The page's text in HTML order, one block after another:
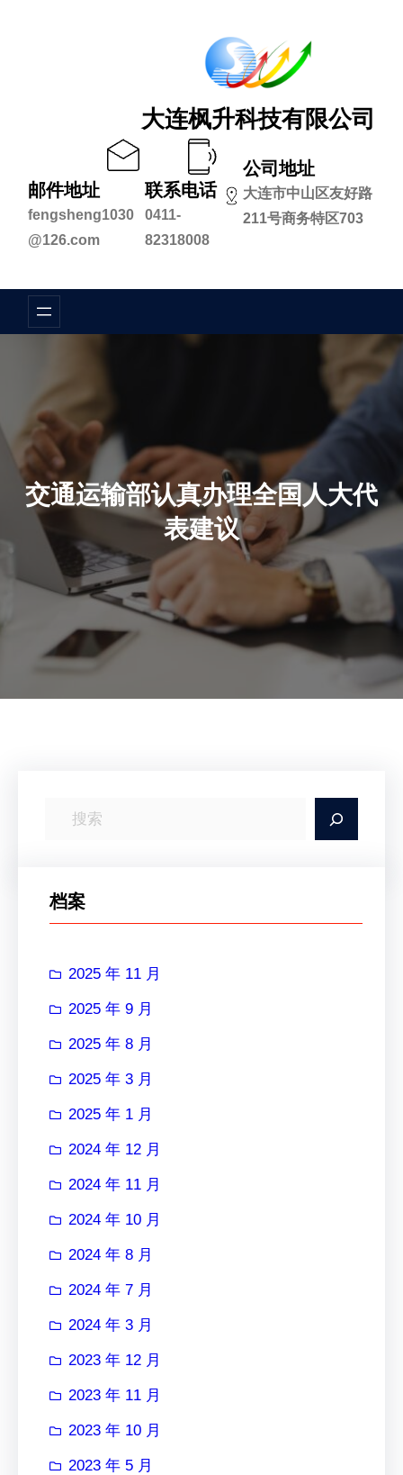
大连枫升科技有限公司
邮件地址
fengsheng1030
@126.com
联系电话
0411-
82318008
公司地址
大连市中山区友好路
211号商务特区703
交通运输部认真办理全国人大代
表建议
档案
2025 年 11 月
2025 年 9 月
2025 年 8 月
2025 年 3 月
2025 年 1 月
2024 年 12 月
2024 年 11 月
2024 年 10 月
2024 年 8 月
2024 年 7 月
2024 年 3 月
2023 年 12 月
2023 年 11 月
2023 年 10 月
2023 年 5 月